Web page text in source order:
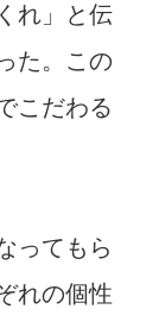
れ」と伝
た。この
こだわる
ってもら
れの個性